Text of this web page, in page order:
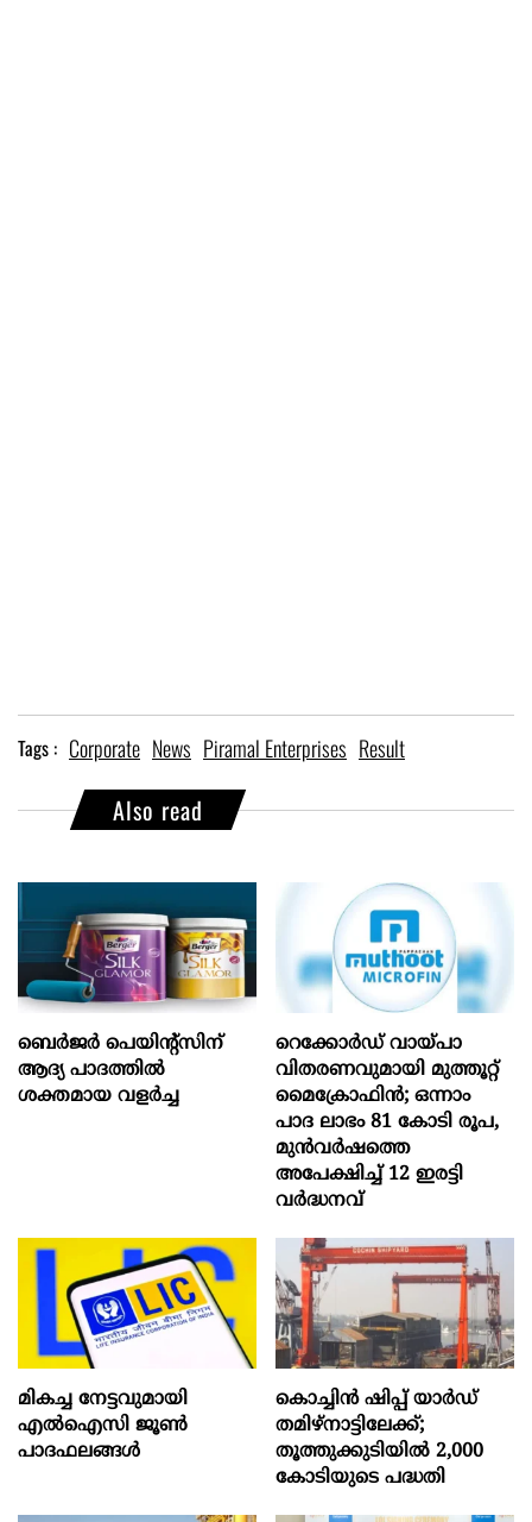
Tags : Corporate News Piramal Enterprises Result
Also read
ബെർജർ പെയിന്റ്സിന്
ആദ്യ പാദത്തിൽ
ശക്തമായ വളർച്ച
റെക്കോർഡ് വായ്പാ
വിതരണവുമായി മുത്തൂറ്റ്
മൈക്രോഫിൻ; ഒന്നാം
പാദ ലാഭം 81 കോടി രൂപ,
മുൻവർഷത്തെ
അപേക്ഷിച്ച് 12 ഇരട്ടി
വർദ്ധനവ്
മികച്ച നേട്ടവുമായി
എൽഐസി ജൂൺ
പാദഫലങ്ങൾ
കൊച്ചിന്‍ ഷിപ്പ് യാർഡ്
തമിഴ്നാട്ടിലേക്ക്;
തൂത്തുക്കുടിയിൽ 2,000
കോടിയുടെ പദ്ധതി